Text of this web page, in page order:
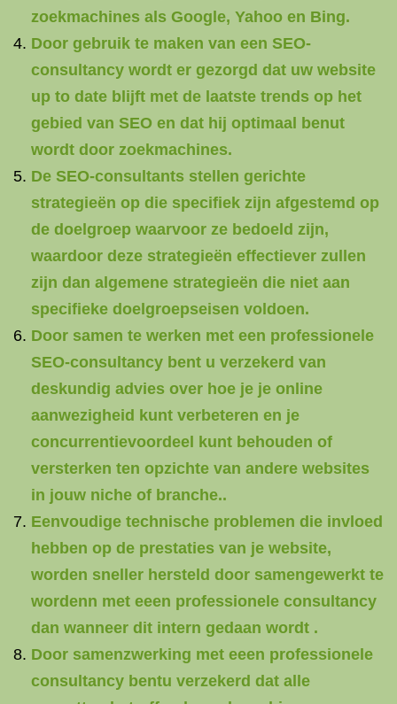
zoekmachines als Google, Yahoo en Bing.
Door gebruik te maken van een SEO-
consultancy wordt er gezorgd dat uw website
up to date blijft met de laatste trends op het
gebied van SEO en dat hij optimaal benut
wordt door zoekmachines.
De SEO-consultants stellen gerichte
strategieën op die specifiek zijn afgestemd op
de doelgroep waarvoor ze bedoeld zijn,
waardoor deze strategieën effectiever zullen
zijn dan algemene strategieën die niet aan
specifieke doelgroepseisen voldoen.
Door samen te werken met een professionele
SEO-consultancy bent u verzekerd van
deskundig advies over hoe je je online
aanwezigheid kunt verbeteren en je
concurrentievoordeel kunt behouden of
versterken ten opzichte van andere websites
in jouw niche of branche..
Eenvoudige technische problemen die invloed
hebben op de prestaties van je website,
worden sneller hersteld door samengewerkt te
wordenn met eeen professionele consultancy
dan wanneer dit intern gedaan wordt .
Door samenzwerking met eeen professionele
consultancy bentu verzekerd dat alle